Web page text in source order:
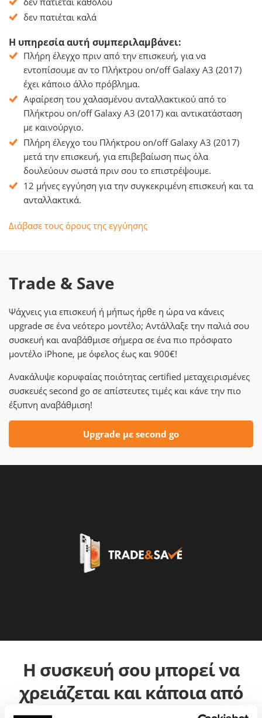
δεν πατιέται καλά
Η υπηρεσία αυτή συμπεριλαμβάνει:
Πλήρη έλεγχο πριν από την επισκευή, για να
εντοπίσουμε αν το Πλήκτρου on/off Galaxy A3 (2017)
έχει κάποιο άλλο πρόβλημα.
Αφαίρεση του χαλασμένου ανταλλακτικού από το
Πλήκτρου on/off Galaxy A3 (2017) και αντικατάσταση
με καινούργιο.
Πλήρη έλεγχο του Πλήκτρου on/off Galaxy A3 (2017)
μετά την επισκευή, για επιβεβαίωση πως όλα
δουλεύουν σωστά πριν σου το επιστρέψουμε.
12 μήνες εγγύηση για την συγκεκριμένη επισκευή και τα
ανταλλακτικά.
Διάβασε τους όρους της εγγύησης
Trade & Save
Ψάχνεις για επισκευή ή μήπως ήρθε η ώρα να κάνεις
upgrade σε ένα νεότερο μοντέλο; Αντάλλαξε την παλιά σου
συσκευή και αναβάθμισε σήμερα σε ένα πιο πρόσφατο
μοντέλο iPhone, με όφελος έως και 900€!
Ανακάλυψε κορυφαίας ποιότητας certified μεταχειρισμένες
συσκευές second go σε απίστευτες τιμές και κάνε την πιο
έξυπνη αναβάθμιση!
Upgrade με second go
Η συσκευή σου μπορεί να
χρειάζεται και κάποια από